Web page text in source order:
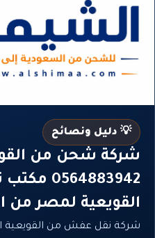
💡 دليل ونصائح
شركة شحن من
القويعية لمصر من
شركة نقل عفش من